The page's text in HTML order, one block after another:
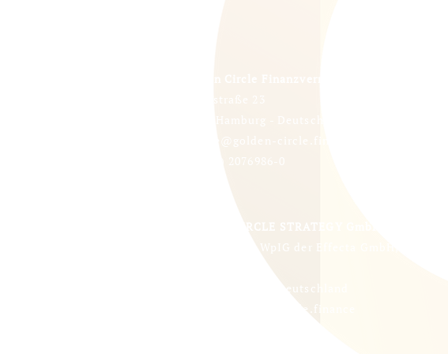
gemäß § 3 (2) WpIG der Effecta GmbH, Florstadt
22085 Hamburg - Deutschland
service@golden-circle.finance